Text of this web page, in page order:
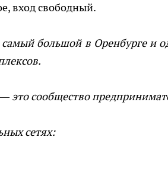
вход свободный.
большой в Оренбурге и
это сообщество
сетях: